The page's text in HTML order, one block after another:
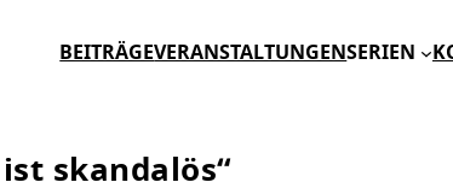
BEITRÄGEVERANSTALTUNGENSERIEN
skandalös“